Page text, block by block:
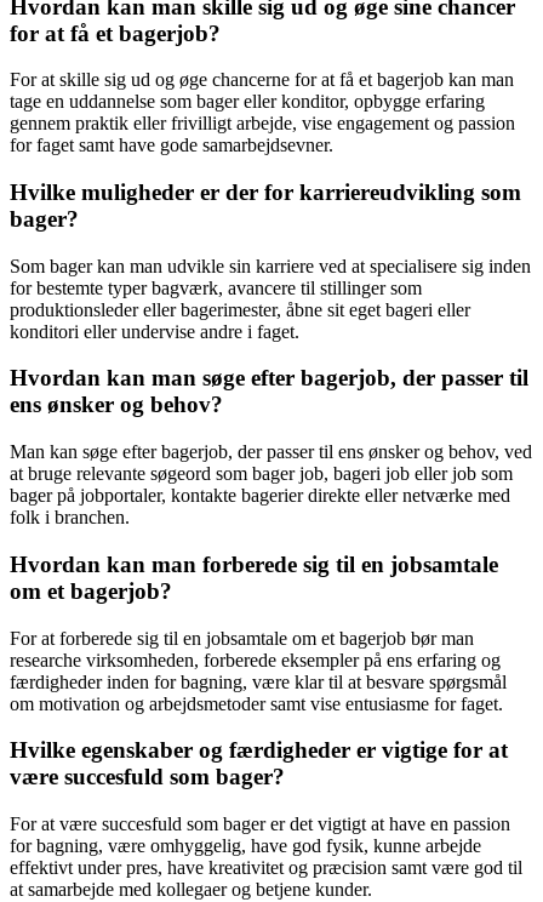
Hvordan kan man skille sig ud og øge sine chancer
for at få et bagerjob?
For at skille sig ud og øge chancerne for at få et bagerjob kan man
tage en uddannelse som bager eller konditor, opbygge erfaring
gennem praktik eller frivilligt arbejde, vise engagement og passion
for faget samt have gode samarbejdsevner.
Hvilke muligheder er der for karriereudvikling som
bager?
Som bager kan man udvikle sin karriere ved at specialisere sig inden
for bestemte typer bagværk, avancere til stillinger som
produktionsleder eller bagerimester, åbne sit eget bageri eller
konditori eller undervise andre i faget.
Hvordan kan man søge efter bagerjob, der passer til
ens ønsker og behov?
Man kan søge efter bagerjob, der passer til ens ønsker og behov, ved
at bruge relevante søgeord som bager job, bageri job eller job som
bager på jobportaler, kontakte bagerier direkte eller netværke med
folk i branchen.
Hvordan kan man forberede sig til en jobsamtale
om et bagerjob?
For at forberede sig til en jobsamtale om et bagerjob bør man
researche virksomheden, forberede eksempler på ens erfaring og
færdigheder inden for bagning, være klar til at besvare spørgsmål
om motivation og arbejdsmetoder samt vise entusiasme for faget.
Hvilke egenskaber og færdigheder er vigtige for at
være succesfuld som bager?
For at være succesfuld som bager er det vigtigt at have en passion
for bagning, være omhyggelig, have god fysik, kunne arbejde
effektivt under pres, have kreativitet og præcision samt være god til
at samarbejde med kollegaer og betjene kunder.